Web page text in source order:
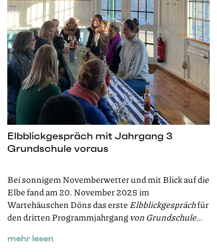
Elbblickgespräch mit Jahrgang 3
Grundschule voraus
Bei sonnigem Novemberwetter und mit Blick auf die
Elbe fand am 20. November 2025 im
Wartehäuschen Döns das ersteElbblickgesprächfür
den dritten Programmjahrgangvon Grundschule
mehr lesen